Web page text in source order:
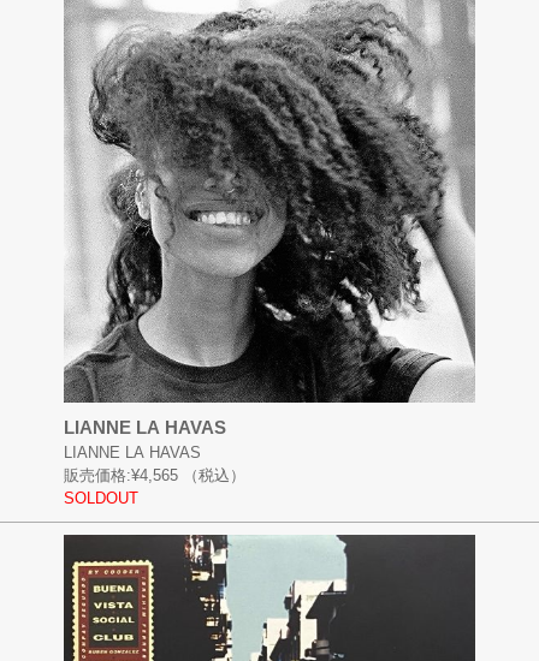
LIANNE LA HAVAS
LIANNE LA HAVAS
販売価格:¥4,565
（税込）
SOLDOUT